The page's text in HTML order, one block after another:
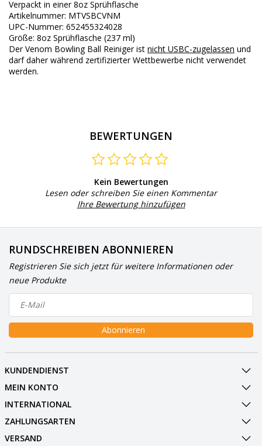
Verpackt in einer 8oz Sprühflasche
Artikelnummer: MTVSBCVNM
UPC-Nummer: 652455324028
Größe: 8oz Sprühflasche (237 ml)
Der Venom Bowling Ball Reiniger ist nicht USBC-zugelassen und
darf daher während zertifizierter Wettbewerbe nicht verwendet
werden.
BEWERTUNGEN
Kein Bewertungen
Lesen oder schreiben Sie einen Kommentar
Ihre Bewertung hinzufügen
RUNDSCHREIBEN ABONNIEREN
Registrieren Sie sich jetzt für weitere Informationen oder
neue Produkte
Abonnieren
KUNDENDIENST
MEIN KONTO
INTERNATIONAL
ZAHLUNGSARTEN
VERSAND